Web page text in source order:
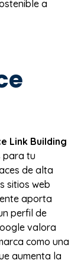
a
Link Building
para tu
de alta
sitios web
aporta
perfil de
valora
como una
aumenta la